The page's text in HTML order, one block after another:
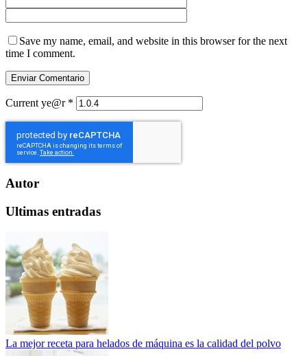
Save my name, email, and website in this browser for the next
time I comment.
Current ye@r *
Autor
Ultimas entradas
La mejor receta para helados de máquina es la calidad del polvo